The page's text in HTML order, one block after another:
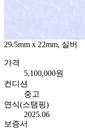
29.5mm x 22mm, 실버
가격
5,100,000원
컨디션
중고
연식(스탬핑)
2025.06
보증서